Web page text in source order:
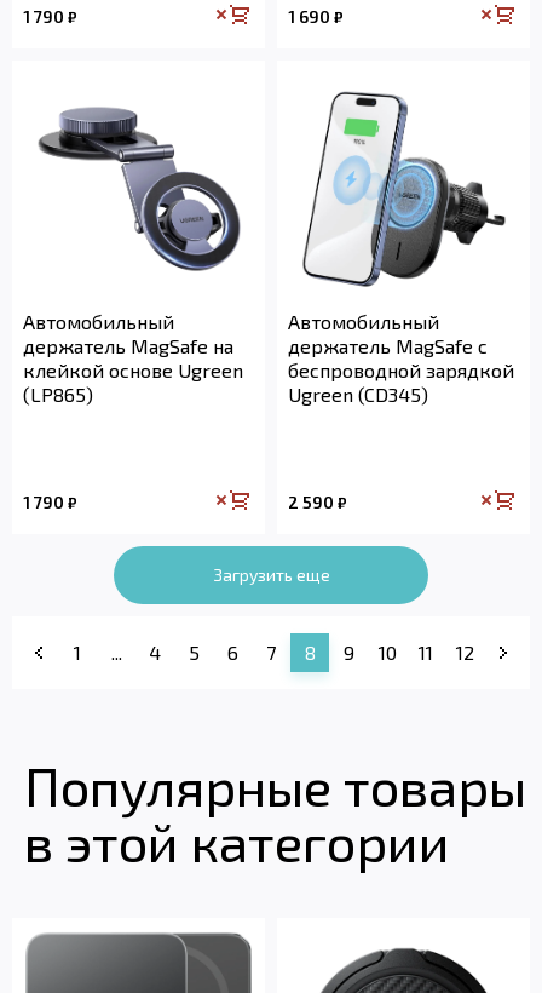
1 790 ₽ 1 690 ₽
Автомобильный
держатель MagSafe на
клейкой основе Ugreen
(LP865)
1 790 ₽
Автомобильный
держатель MagSafe с
беспроводной зарядкой
Ugreen (CD345)
2 590 ₽
Загрузить еще
1 ... 4 5 6 7 8 9 10 11 12
Популярные товары
в этой категории